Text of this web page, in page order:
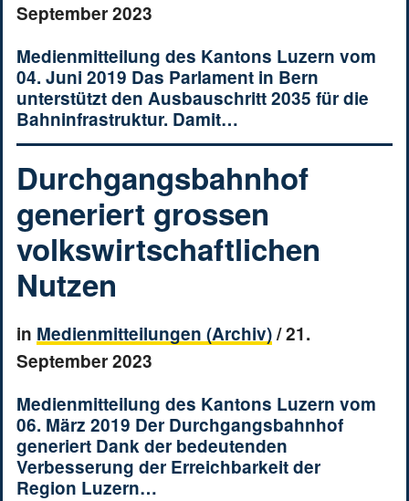
September 2023
Medienmitteilung des Kantons Luzern vom
04. Juni 2019 Das Parlament in Bern
unterstützt den Ausbauschritt 2035 für die
Bahninfrastruktur. Damit…
Durchgangsbahnhof
generiert grossen
volkswirtschaftlichen
Nutzen
in Medienmitteilungen (Archiv)/21.
September 2023
Medienmitteilung des Kantons Luzern vom
06. März 2019 Der Durchgangsbahnhof
generiert Dank der bedeutenden
Verbesserung der Erreichbarkeit der
Region Luzern…